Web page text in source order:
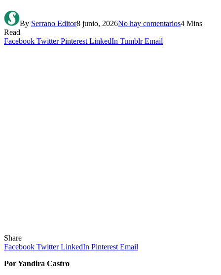
By Serrano Editor8 junio, 2026No hay comentarios4 Mins
Read
Facebook Twitter Pinterest LinkedIn Tumblr Email
Share
Facebook Twitter LinkedIn Pinterest Email
Por Yandira Castro